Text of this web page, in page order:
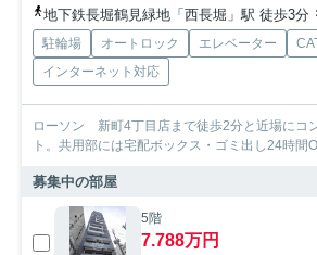
地下鉄長堀鶴見緑地「西長堀」駅 徒歩3分
駐輪場 オートロック エレベーター
インターネット対応
ローソン 新町4丁目店まで徒歩2分と近場にコ
ト。共用部には宅配ボックス・ゴミ出し24時間
募集中の部屋
5階
7.788万円